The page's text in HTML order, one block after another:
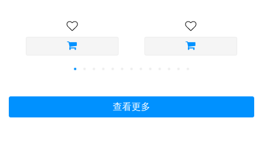
查看更多